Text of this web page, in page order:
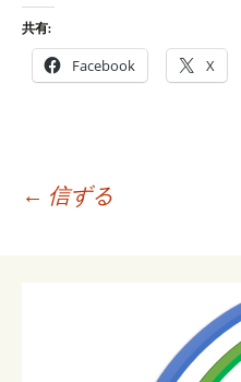
共有:
Facebook X
← 信ずる